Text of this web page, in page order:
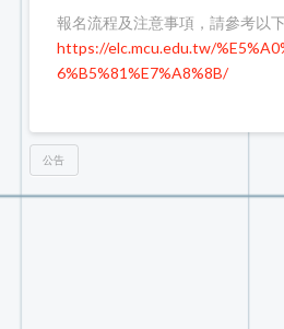
報名流程及注意事項，請參考以
https://elc.mcu.edu.tw/
6%B5%81%E7%A8%8B/
公告